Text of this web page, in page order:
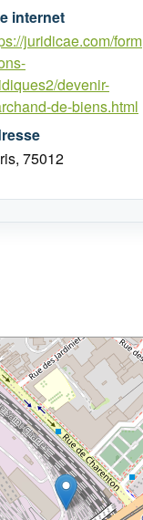
internet
juridicae.com/form
devenir-
de-biens.html
75012